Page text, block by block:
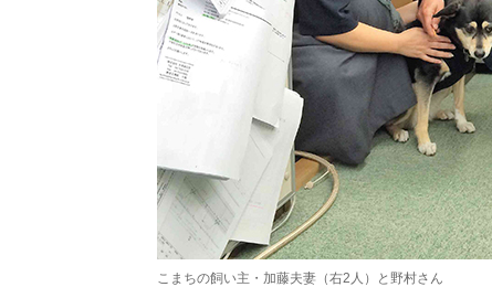
こまちの飼い主・加藤夫妻（右2人）と野村さん